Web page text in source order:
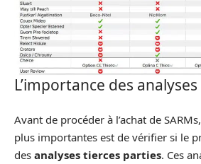
L’importance des
Avant de procéder à l’achat de
plus importantes est de vérifier si le
des analyses tierces parties. Ces